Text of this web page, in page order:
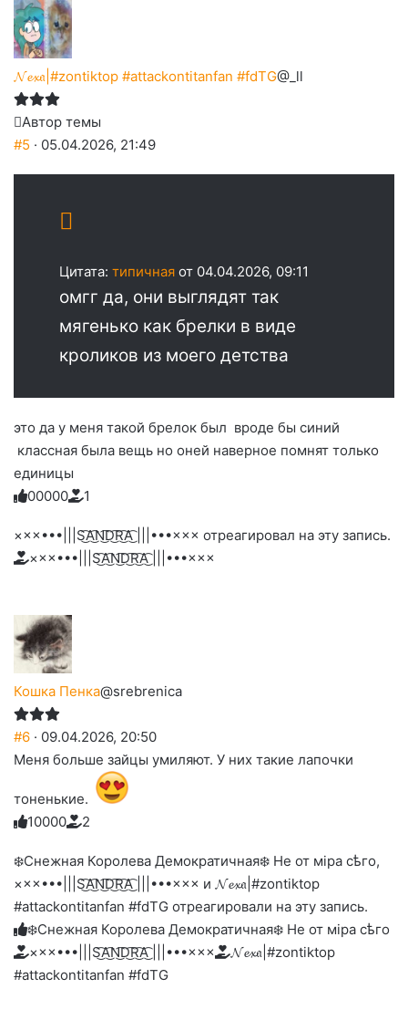
𝓝𝓮𝔁𝔞|#zontiktop #attackontitanfan #fdTG@_ll
Автор темы
#5 · 05.04.2026, 21:49
Цитата: типичная от 04.04.2026, 09:11
омгг да, они выглядят так
мягенько как брелки в виде
кроликов из моего детства
это да у меня такой брелок был вроде бы синий
классная была вещь но оней наверное помнят только
единицы
Голосуйте
вверх.
0
Нажмите
реакцию:
улыбаюсь
0
Нажмите
реакцию:
смеюсь
до
0
Нажмите
реакцию:
печаль
0
Нажмите
реакцию:
плачу
0
Нажмите
благодарю
1
×××•••|||S͜͡A͜͡N͜͡D͜͡R͜͡A͜͡ |||•••××× отреагировал на эту запись.
×××•••|||S͜͡A͜͡N͜͡D͜͡R͜͡A͜͡ |||•••×××
Кошка Пенка@srebrenica
#6 · 09.04.2026, 20:50
Меня больше зайцы умиляют. У них такие лапочки
тоненькие.
Голосуйте
вверх.
1
Нажмите
реакцию:
улыбаюсь
0
Нажмите
реакцию:
смеюсь
до
слез
0
Нажмите
реакцию:
печаль
0
Нажмите
реакцию:
плачу
0
Нажмите
благодарю
2
❄️Снежная Королева Демократичная❄️ Не от мiра сѣго,
×××•••|||S͜͡A͜͡N͜͡D͜͡R͜͡A͜͡ |||•••××× и 𝓝𝓮𝔁𝔞|#zontiktop
#attackontitanfan #fdTG отреагировали на эту запись.
❄️Снежная Королева Демократичная❄️ Не от мiра сѣго
×××•••|||S͜͡A͜͡N͜͡D͜͡R͜͡A͜͡ |||•••×××
𝓝𝓮𝔁𝔞|#zontiktop
#attackontitanfan #fdTG